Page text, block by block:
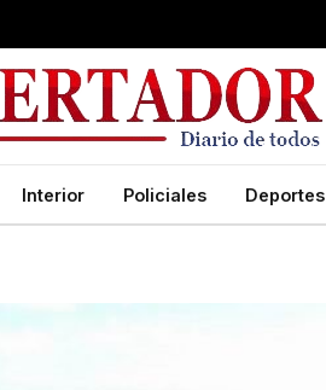
Interior Policiales Deportes